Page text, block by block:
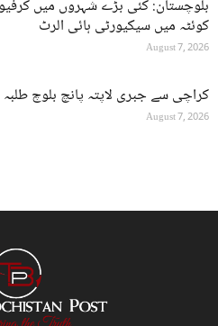
بلوچستان: کئی بڑے شہروں میں
کوئٹہ میں سیکیورٹی ہائی الرٹ
August 7, 2026
کراچی سے جبری لاپتہ پانچ بلوچ طلبہ
August 7, 2026